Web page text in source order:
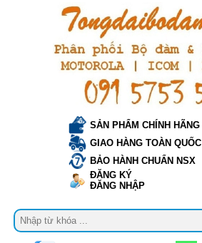
SẢN PHẨM CHÍNH HÃNG
GIAO HÀNG TOÀN QUỐC
BẢO HÀNH CHUẨN NSX
ĐĂNG KÝ
ĐĂNG NHẬP